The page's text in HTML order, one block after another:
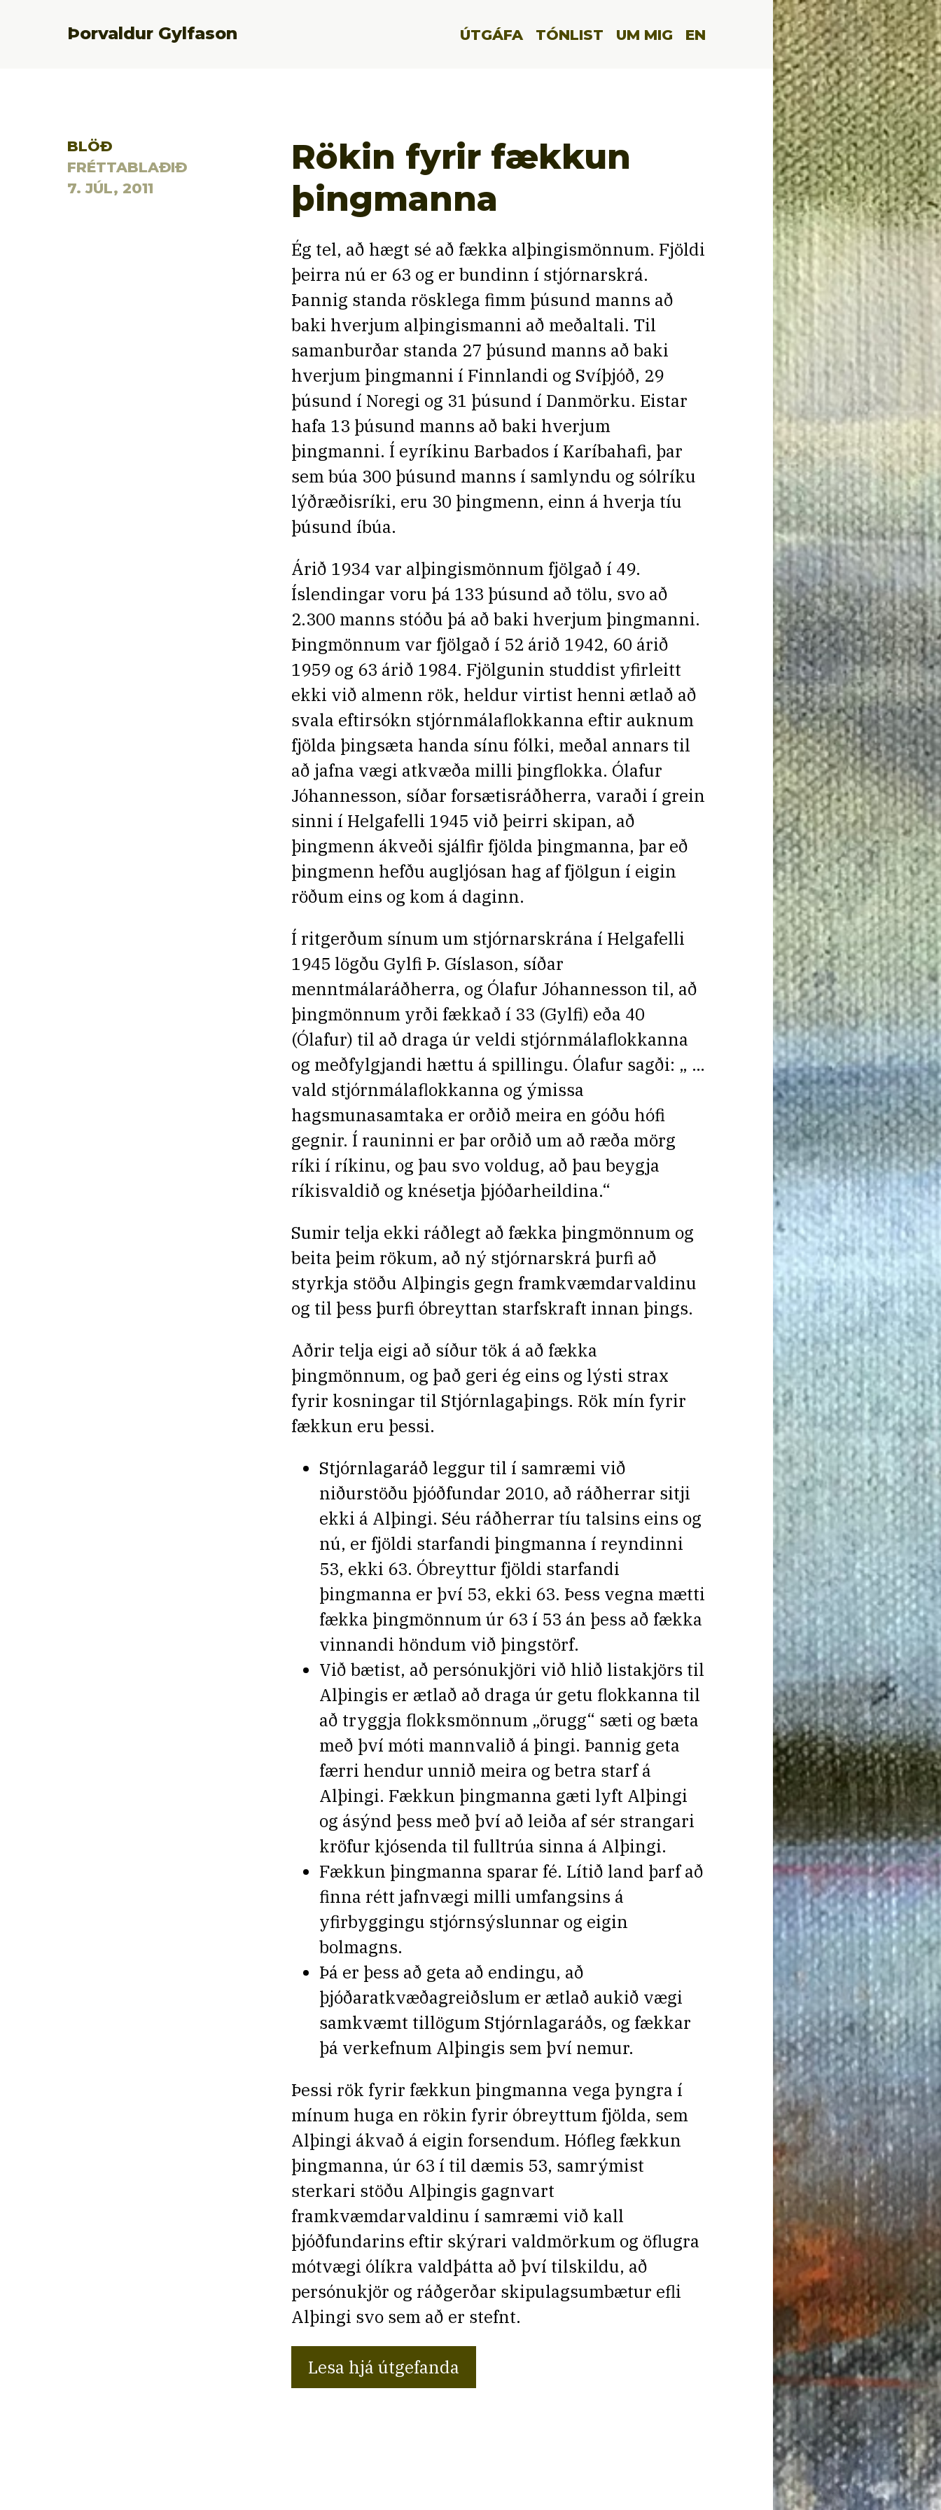
Þorvaldur Gylfason ÚTGÁFA TÓNLIST UM MIG EN
BLÖÐ
FRÉTTABLAÐIÐ
7. JÚL, 2011
Rökin fyrir fækkun
þingmanna
Ég tel, að hægt sé að fækka alþingismönnum. Fjöldi
þeirra nú er 63 og er bundinn í stjórnarskrá.
Þannig standa rösklega fimm þúsund manns að
baki hverjum alþingismanni að meðaltali. Til
samanburðar standa 27 þúsund manns að baki
hverjum þingmanni í Finnlandi og Svíþjóð, 29
þúsund í Noregi og 31 þúsund í Danmörku. Eistar
hafa 13 þúsund manns að baki hverjum
þingmanni. Í eyríkinu Barbados í Karíbahafi, þar
sem búa 300 þúsund manns í samlyndu og sólríku
lýðræðisríki, eru 30 þingmenn, einn á hverja tíu
þúsund íbúa.
Árið 1934 var alþingismönnum fjölgað í 49.
Íslendingar voru þá 133 þúsund að tölu, svo að
2.300 manns stóðu þá að baki hverjum þingmanni.
Þingmönnum var fjölgað í 52 árið 1942, 60 árið
1959 og 63 árið 1984. Fjölgunin studdist yfirleitt
ekki við almenn rök, heldur virtist henni ætlað að
svala eftirsókn stjórnmálaflokkanna eftir auknum
fjölda þingsæta handa sínu fólki, meðal annars til
að jafna vægi atkvæða milli þingflokka. Ólafur
Jóhannesson, síðar forsætisráðherra, varaði í grein
sinni í Helgafelli 1945 við þeirri skipan, að
þingmenn ákveði sjálfir fjölda þingmanna, þar eð
þingmenn hefðu augljósan hag af fjölgun í eigin
röðum eins og kom á daginn.
Í ritgerðum sínum um stjórnarskrána í Helgafelli
1945 lögðu Gylfi Þ. Gíslason, síðar
menntmálaráðherra, og Ólafur Jóhannesson til, að
þingmönnum yrði fækkað í 33 (Gylfi) eða 40
(Ólafur) til að draga úr veldi stjórnmálaflokkanna
og meðfylgjandi hættu á spillingu. Ólafur sagði: „ …
vald stjórnmálaflokkanna og ýmissa
hagsmunasamtaka er orðið meira en góðu hófi
gegnir. Í rauninni er þar orðið um að ræða mörg
ríki í ríkinu, og þau svo voldug, að þau beygja
ríkisvaldið og knésetja þjóðarheildina.“
Sumir telja ekki ráðlegt að fækka þingmönnum og
beita þeim rökum, að ný stjórnarskrá þurfi að
styrkja stöðu Alþingis gegn framkvæmdarvaldinu
og til þess þurfi óbreyttan starfskraft innan þings.
Aðrir telja eigi að síður tök á að fækka
þingmönnum, og það geri ég eins og lýsti strax
fyrir kosningar til Stjórnlagaþings. Rök mín fyrir
fækkun eru þessi.
Stjórnlagaráð leggur til í samræmi við
niðurstöðu þjóðfundar 2010, að ráðherrar sitji
ekki á Alþingi. Séu ráðherrar tíu talsins eins og
nú, er fjöldi starfandi þingmanna í reyndinni
53, ekki 63. Óbreyttur fjöldi starfandi
þingmanna er því 53, ekki 63. Þess vegna mætti
fækka þingmönnum úr 63 í 53 án þess að fækka
vinnandi höndum við þingstörf.
Við bætist, að persónukjöri við hlið listakjörs til
Alþingis er ætlað að draga úr getu flokkanna til
að tryggja flokksmönnum „örugg“ sæti og bæta
með því móti mannvalið á þingi. Þannig geta
færri hendur unnið meira og betra starf á
Alþingi. Fækkun þingmanna gæti lyft Alþingi
og ásýnd þess með því að leiða af sér strangari
kröfur kjósenda til fulltrúa sinna á Alþingi.
Fækkun þingmanna sparar fé. Lítið land þarf að
finna rétt jafnvægi milli umfangsins á
yfirbyggingu stjórnsýslunnar og eigin
bolmagns.
Þá er þess að geta að endingu, að
þjóðaratkvæðagreiðslum er ætlað aukið vægi
samkvæmt tillögum Stjórnlagaráðs, og fækkar
þá verkefnum Alþingis sem því nemur.
Þessi rök fyrir fækkun þingmanna vega þyngra í
mínum huga en rökin fyrir óbreyttum fjölda, sem
Alþingi ákvað á eigin forsendum. Hófleg fækkun
þingmanna, úr 63 í til dæmis 53, samrýmist
sterkari stöðu Alþingis gagnvart
framkvæmdarvaldinu í samræmi við kall
þjóðfundarins eftir skýrari valdmörkum og öflugra
mótvægi ólíkra valdþátta að því tilskildu, að
persónukjör og ráðgerðar skipulagsumbætur efli
Alþingi svo sem að er stefnt.
Lesa hjá útgefanda